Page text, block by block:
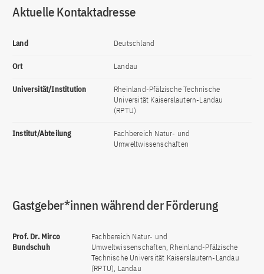
Aktuelle Kontaktadresse
Land Deutschland
Ort Landau
Universität/Institution
Rheinland-Pfälzische Technische
Universität Kaiserslautern-Landau
(RPTU)
Institut/Abteilung
Fachbereich Natur- und
Umweltwissenschaften
Gastgeber*innen während der Förderung
Prof. Dr. Mirco
Bundschuh
Fachbereich Natur- und
Umweltwissenschaften, Rheinland-Pfälzische
Technische Universität Kaiserslautern-Landau
(RPTU), Landau